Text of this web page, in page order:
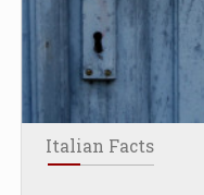
Italian Facts